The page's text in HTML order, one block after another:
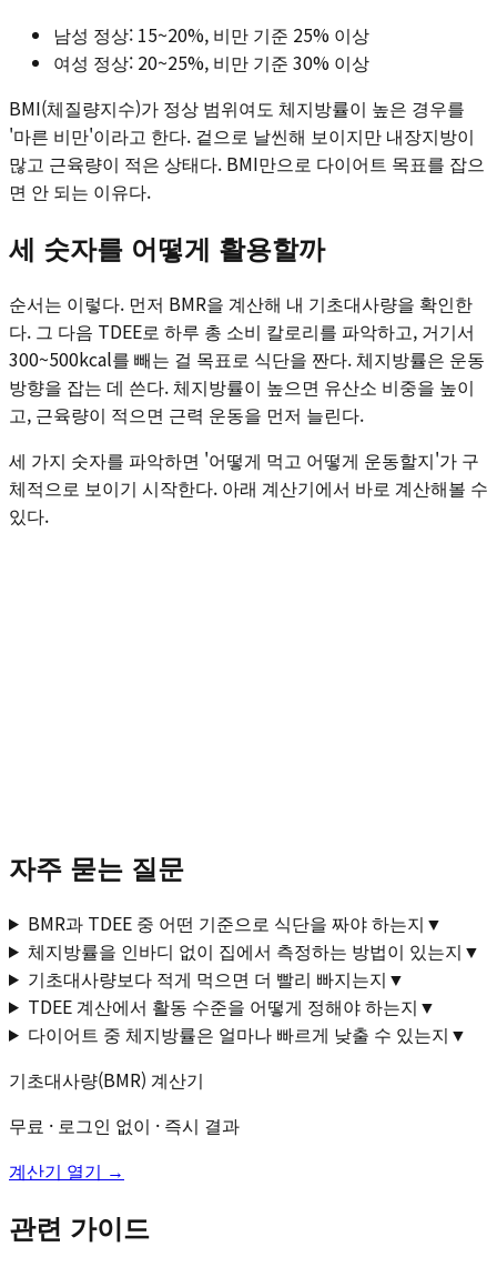
남성 정상: 15~20%, 비만 기준 25% 이상
여성 정상: 20~25%, 비만 기준 30% 이상
BMI(체질량지수)가 정상 범위여도 체지방률이 높은 경우를
'마른 비만'이라고 한다. 겉으로 날씬해 보이지만 내장지방이
많고 근육량이 적은 상태다. BMI만으로 다이어트 목표를 잡으
면 안 되는 이유다.
세 숫자를 어떻게 활용할까
순서는 이렇다. 먼저 BMR을 계산해 내 기초대사량을 확인한
다. 그 다음 TDEE로 하루 총 소비 칼로리를 파악하고, 거기서
300~500kcal를 빼는 걸 목표로 식단을 짠다. 체지방률은 운동
방향을 잡는 데 쓴다. 체지방률이 높으면 유산소 비중을 높이
고, 근육량이 적으면 근력 운동을 먼저 늘린다.
세 가지 숫자를 파악하면 '어떻게 먹고 어떻게 운동할지'가 구
체적으로 보이기 시작한다. 아래 계산기에서 바로 계산해볼 수
있다.
자주 묻는 질문
BMR과 TDEE 중 어떤 기준으로 식단을 짜야 하는지 ▼
체지방률을 인바디 없이 집에서 측정하는 방법이 있는지 ▼
기초대사량보다 적게 먹으면 더 빨리 빠지는지 ▼
TDEE 계산에서 활동 수준을 어떻게 정해야 하는지 ▼
다이어트 중 체지방률은 얼마나 빠르게 낮출 수 있는지 ▼
기초대사량(BMR) 계산기
무료 · 로그인 없이 · 즉시 결과
계산기 열기 →
관련 가이드